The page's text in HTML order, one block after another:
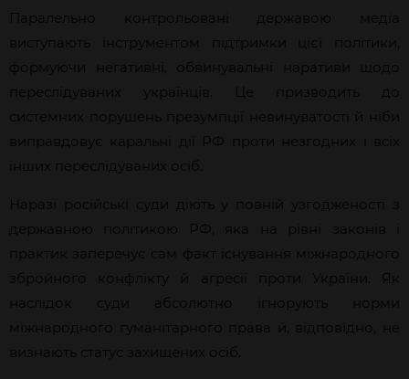
Паралельно контрольовані державою медіа
виступають інструментом підтримки цієї політики,
формуючи негативні, обвинувальні наративи щодо
переслідуваних українців. Це призводить до
системних порушень презумпції невинуватості й ніби
виправдовує каральні дії РФ проти незгодних і всіх
інших переслідуваних осіб.
Наразі російські суди діють у повній узгодженості з
державною політикою РФ, яка на рівні законів і
практик заперечує сам факт існування міжнародного
збройного конфлікту й агресії проти України. Як
наслідок суди абсолютно ігнорують норми
міжнародного гуманітарного права й, відповідно, не
визнають статус захищених осіб.